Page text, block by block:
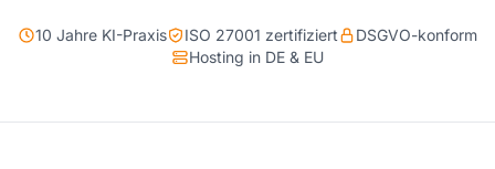
10 Jahre KI-Praxis ISO 27001 zertifiziert
DSGVO-konform
Hosting in DE & EU